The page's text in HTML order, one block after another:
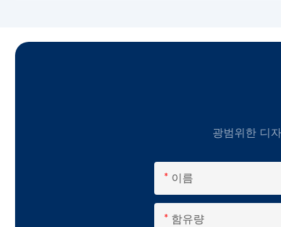
광범위한 디
이름
함유량